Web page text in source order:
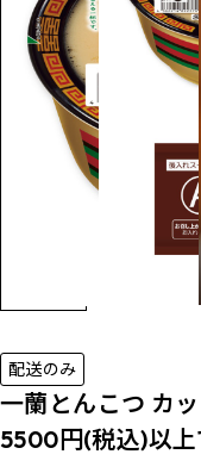
配送のみ
一蘭とんこつ カ
5500円(税込)以上